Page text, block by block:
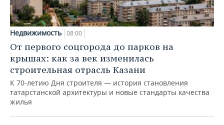
Недвижимость 08:00
От первого соцгорода до парков на
крышах: как за век изменилась
строительная отрасль Казани
К 70-летию Дня строителя — история становления
татарстанской архитектуры и новые стандарты качества
жилья